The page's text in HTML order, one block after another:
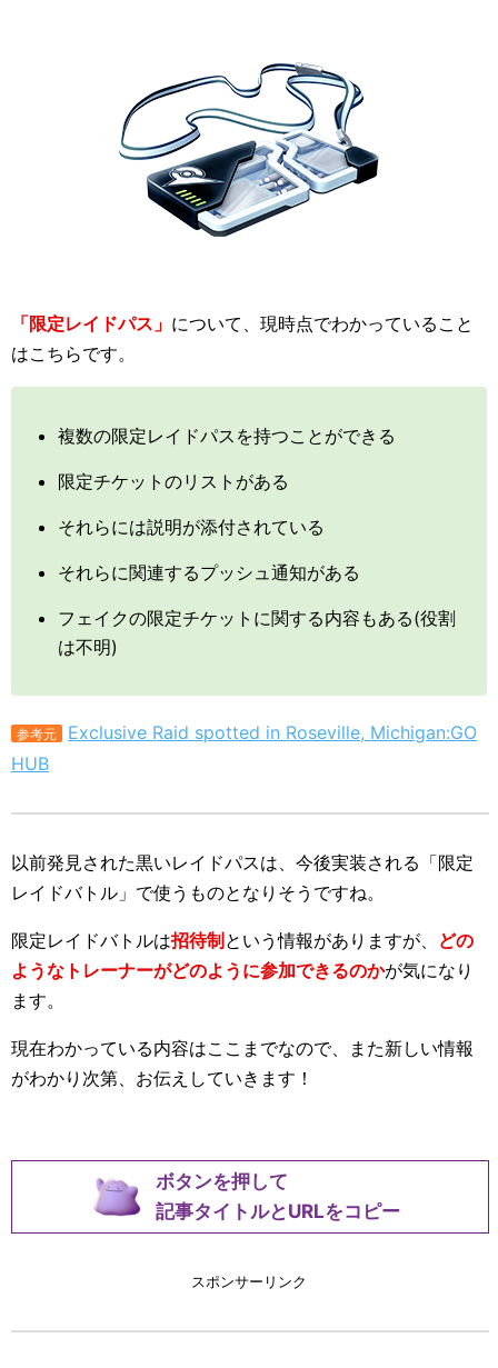
「限定レイドパス」 について、現時点でわかっていること
はこちらです。
複数の限定レイドパスを持つことができる
限定チケットのリストがある
それらには説明が添付されている
それらに関連するプッシュ通知がある
フェイクの限定チケットに関する内容もある(役割
は不明)
参考元
Exclusive Raid spotted in Roseville, Michigan:GO
HUB
以前発見された黒いレイドパスは、今後実装される「限定
レイドバトル」で使うものとなりそうですね。
限定レイドバトルは招待制 という情報がありますが、 どの
ようなトレーナーがどのように参加できるのかが気になり
ます。
現在わかっている内容はここまでなので、また新しい情報
がわかり次第、お伝えしていきます！
ボタンを押して
記事タイトルとURLをコピー
スポンサーリンク